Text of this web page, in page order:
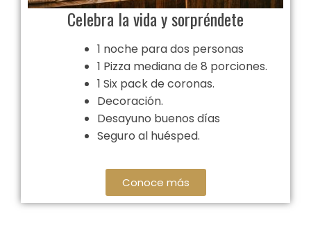
Celebra la vida y sorpréndete
1 noche para dos personas
1 Pizza mediana de 8 porciones.
1 Six pack de coronas.
Decoración.
Desayuno buenos días
Seguro al huésped.
Conoce más